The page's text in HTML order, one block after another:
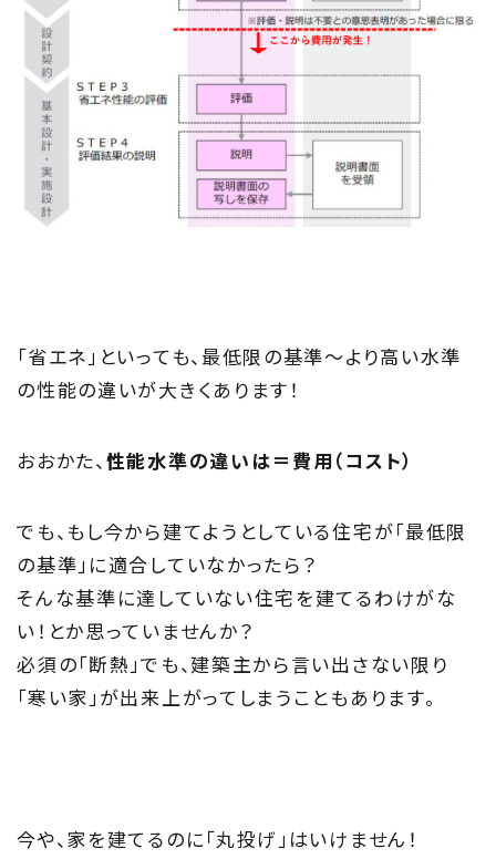
「省エネ」といっても、最低限の基準～より高い水準
の性能の違いが大きくあります！
おおかた、性能水準の違いは＝費用（コスト）
でも、もし今から建てようとしている住宅が「最低限
の基準」に適合していなかったら？
そんな基準に達していない住宅を建てるわけがな
い！とか思っていませんか？
必須の「断熱」でも、建築主から言い出さない限り
「寒い家」が出来上がってしまうこともあります。
今や、家を建てるのに「丸投げ」はいけません！